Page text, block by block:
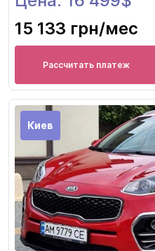
15 133 грн/мес
Рассчитать платеж
Киев